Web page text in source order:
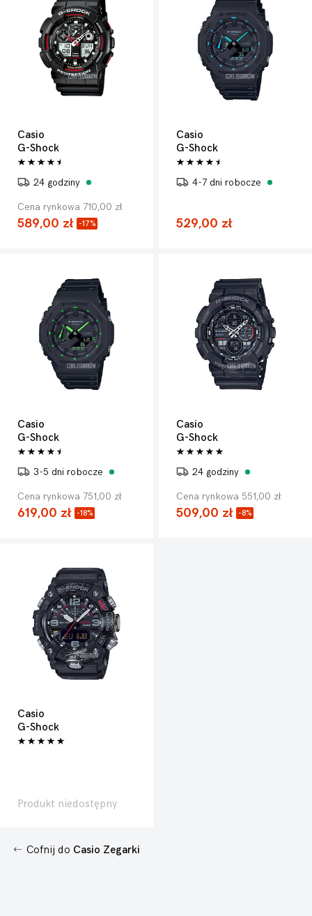
Casio
G-Shock
24 godziny
Cena rynkowa 710,00 zł
589,00 zł -17%
Casio
G-Shock
4-7 dni robocze
529,00 zł
Casio
G-Shock
3-5 dni robocze
Cena rynkowa 751,00 zł
619,00 zł -18%
Casio
G-Shock
24 godziny
Cena rynkowa 551,00 zł
509,00 zł -8%
Casio
G-Shock
Produkt niedostępny
Cofnij do Casio Zegarki